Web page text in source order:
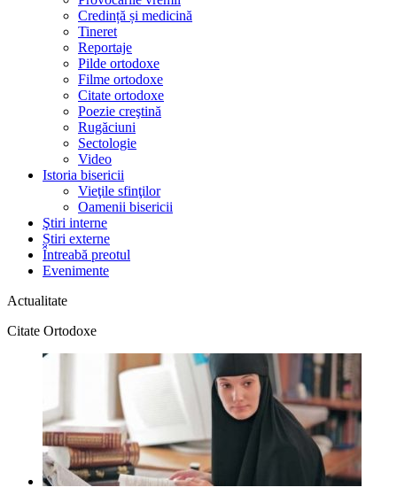
Credință și medicină
Tineret
Reportaje
Pilde ortodoxe
Filme ortodoxe
Citate ortodoxe
Poezie creştină
Rugăciuni
Sectologie
Video
Istoria bisericii
Vieţile sfinţilor
Oamenii bisericii
Ştiri interne
Știri externe
Întreabă preotul
Evenimente
Actualitate
Citate Ortodoxe